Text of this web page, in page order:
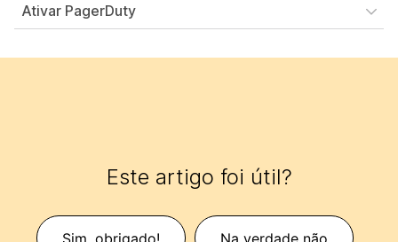
Ativar PagerDuty
Este artigo foi útil?
Sim, obrigado! Na verdade não